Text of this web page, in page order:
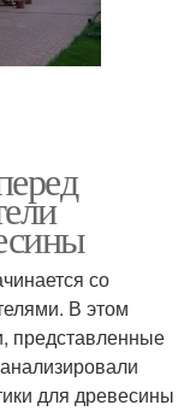
со
В этом
представленные
для древесины